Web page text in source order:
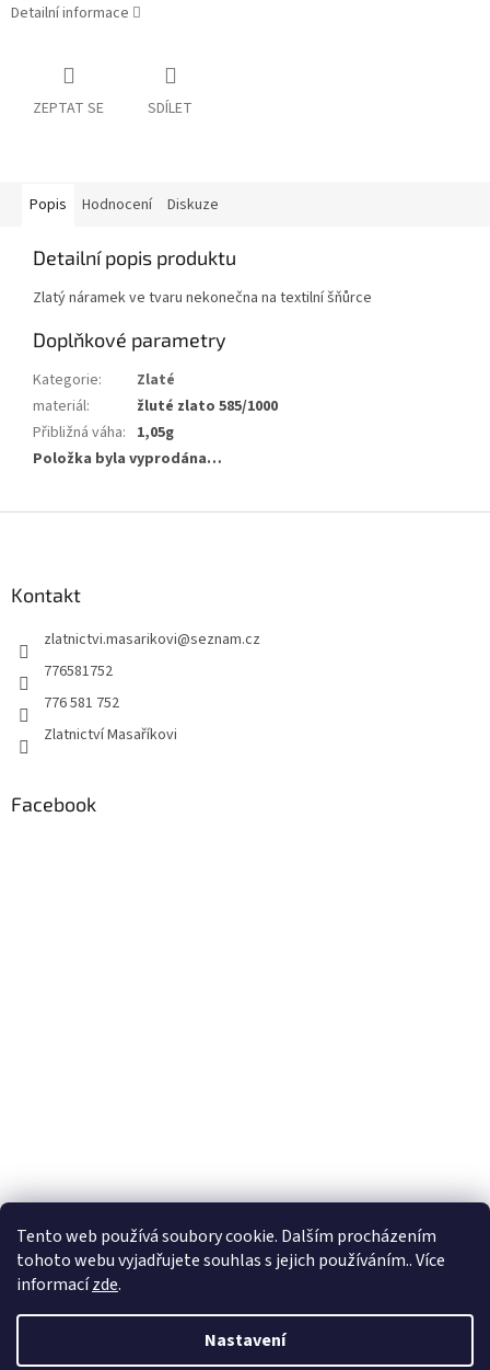
Tento web používá soubory cookie. Dalším procházením
tohoto webu vyjadřujete souhlas s jejich používáním.. Více
informacízde.
Nastavení
Detailní informace
ZEPTAT SE SDÍLET
Popis Hodnocení Diskuze
Detailní popis produktu
Zlatý náramek ve tvaru nekonečna na textilní šňůrce
Doplňkové parametry
Kategorie:
Zlaté
materiál:
žluté zlato 585/1000
Přibližná váha: 1,05g
Položka byla vyprodána…
Kontakt
zlatnictvi.masarikovi@seznam.cz
776581752
776 581 752
Zlatnictví Masaříkovi
Facebook
Vytvořil Shoptet